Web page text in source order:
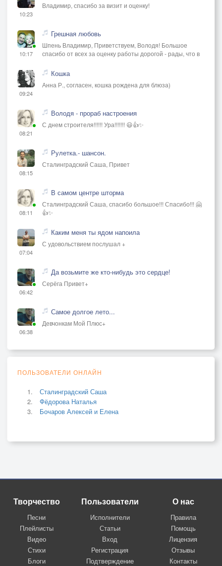
10:23
Владимир, спасибо за визит и оценку!
10:17
Грешная любовь
Шпень Владимир, Приветствуем, Володя! Большое
спасибо от всех за оценку работы дорогой - рады, что в
09:24
Кошка
Анна Р., согласен, кошка рождена для блюза)
08:21
Володя - прораб настроения
С днем строителя!!!!!! Ура!!!!!!! 😃👍✨
08:15
Рулетка.- шансон.
Сталинградский Саша, Привет
08:11
В самом центре шторма
Сталинградский Саша, спасибо большое!!! Спасибо!!! 🤗
👍✨
07:04
Каким меня ты ядом напоила
С удовольствием послушал +
06:42
Да возьмите же кто-нибудь это сердце!
Серёга Привет+
06:38
Самое долгое лето...
Девчонкам Мой Плюс+
ПОЛЬЗОВАТЕЛИ ОНЛАЙН
Сталинградский Саша
Фёдорова Наталья
Бочаров Алексей и Елена
Творчество
Песни
Плейлисты
Видео
Стихи
Блоги
Пользователи
Исполнители
Статьи
Вход
Регистрация
Подтверждение
О нас
Правила
Помощь
Лицензия
Отзывы
Контакты